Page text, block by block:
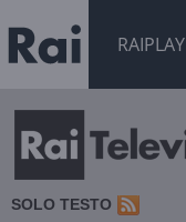
RAIPLAY
SOLO TESTO